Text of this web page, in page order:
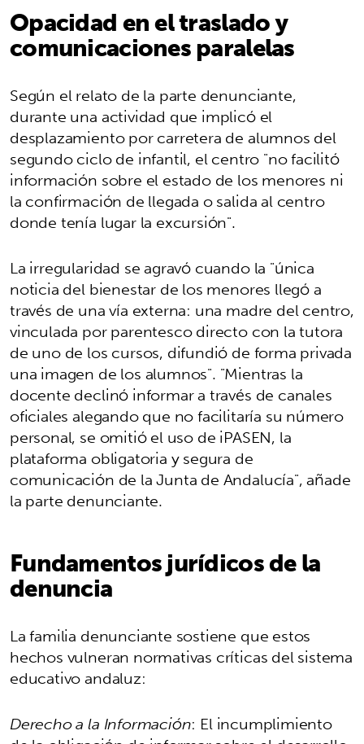
Opacidad en el traslado y
comunicaciones paralelas
Según el relato de la parte denunciante,
durante una actividad que implicó el
desplazamiento por carretera de alumnos del
segundo ciclo de infantil, el centro "no facilitó
información sobre el estado de los menores ni
la confirmación de llegada o salida al centro
donde tenía lugar la excursión".
La irregularidad se agravó cuando la "única
noticia del bienestar de los menores llegó a
través de una vía externa: una madre del centro,
vinculada por parentesco directo con la tutora
de uno de los cursos, difundió de forma privada
una imagen de los alumnos". "Mientras la
docente declinó informar a través de canales
oficiales alegando que no facilitaría su número
personal, se omitió el uso de iPASEN, la
plataforma obligatoria y segura de
comunicación de la Junta de Andalucía", añade
la parte denunciante.
Fundamentos jurídicos de la
denuncia
La familia denunciante sostiene que estos
hechos vulneran normativas críticas del sistema
educativo andaluz:
Derecho a la Información: El incumplimiento